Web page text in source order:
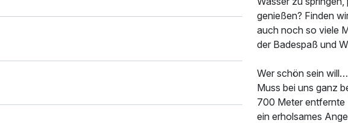
genießen? Finden
auch noch so viele
der Badespaß und
Wer schön sein will…
Muss bei uns ganz
700 Meter entfernte
ein erholsames